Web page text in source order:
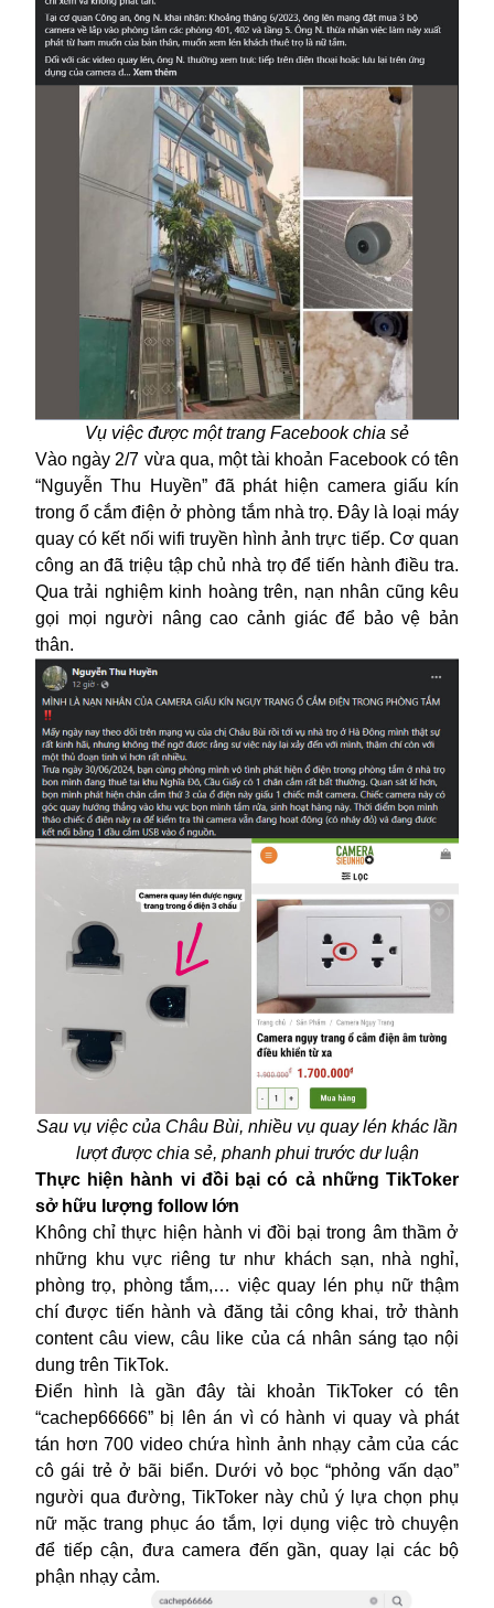
Vụ việc được một trang Facebook chia sẻ
Vào ngày 2/7 vừa qua, một tài khoản Facebook có tên
“Nguyễn Thu Huyền” đã phát hiện camera giấu kín
trong ổ cắm điện ở phòng tắm nhà trọ. Đây là loại máy
quay có kết nối wifi truyền hình ảnh trực tiếp. Cơ quan
công an đã triệu tập chủ nhà trọ để tiến hành điều tra.
Qua trải nghiệm kinh hoàng trên, nạn nhân cũng kêu
gọi mọi người nâng cao cảnh giác để bảo vệ bản
thân.
Sau vụ việc của Châu Bùi, nhiều vụ quay lén khác lần
lượt được chia sẻ, phanh phui trước dư luận
Thực hiện hành vi đồi bại có cả những TikToker
sở hữu lượng follow lớn
Không chỉ thực hiện hành vi đồi bại trong âm thầm ở
những khu vực riêng tư như khách sạn, nhà nghỉ,
phòng trọ, phòng tắm,… việc quay lén phụ nữ thậm
chí được tiến hành và đăng tải công khai, trở thành
content câu view, câu like của cá nhân sáng tạo nội
dung trên TikTok.
Điển hình là gần đây tài khoản TikToker có tên
“cachep66666” bị lên án vì có hành vi quay và phát
tán hơn 700 video chứa hình ảnh nhạy cảm của các
cô gái trẻ ở bãi biển. Dưới vỏ bọc “phỏng vấn dạo”
người qua đường, TikToker này chủ ý lựa chọn phụ
nữ mặc trang phục áo tắm, lợi dụng việc trò chuyện
để tiếp cận, đưa camera đến gần, quay lại các bộ
phận nhạy cảm.